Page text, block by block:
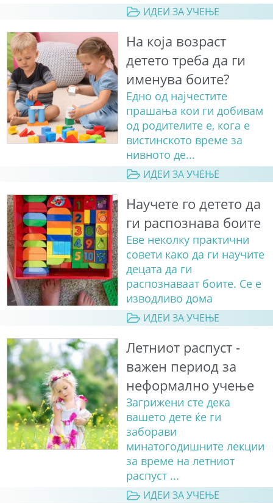
ИДЕИ ЗА УЧЕЊЕ
На која возраст
детето треба да ги
именува боите?
Едно од најчестите
прашања кои ги добивам
од родителите е, кога е
вистинското време за
нивното де...
ИДЕИ ЗА УЧЕЊЕ
Научете го детето да
ги распознава боите
Еве неколку практични
совети како да ги научите
децата да ги
распознаваат боите. Сe е
изводливо дома
ИДЕИ ЗА УЧЕЊЕ
Летниот распуст -
важен период за
неформално учење
Загрижени сте дека
вашето дете ќе ги
заборави
минатогодишните лекции
за време на летниот
распуст ...
ИДЕИ ЗА УЧЕЊЕ